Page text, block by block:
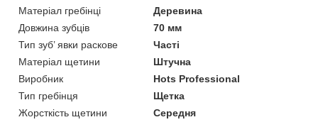
Матеріал гребінці
Деревина
Довжина зубців
70 мм
Тип зуб’ явки раскове
Часті
Матеріал щетини
Штучна
Виробник
Hots Professional
Тип гребінця
Щетка
Жорсткість щетини
Середня